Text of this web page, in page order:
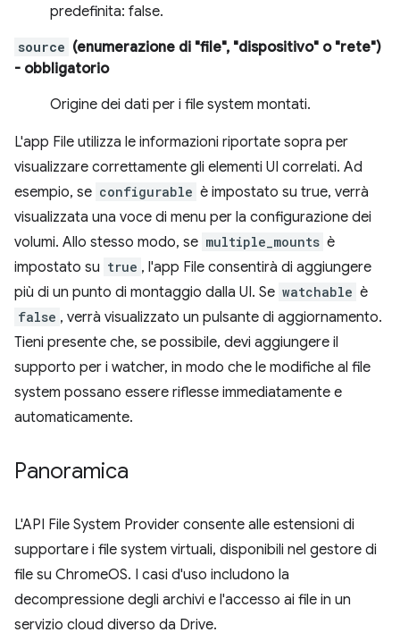
predefinita: false.
source (enumerazione di "file", "dispositivo" o "rete")
- obbligatorio
Origine dei dati per i file system montati.
L'app File utilizza le informazioni riportate sopra per
visualizzare correttamente gli elementi UI correlati. Ad
esempio, se configurable è impostato su true, verrà
visualizzata una voce di menu per la configurazione dei
volumi. Allo stesso modo, se multiple_mounts è
impostato su true , l'app File consentirà di aggiungere
più di un punto di montaggio dalla UI. Se watchable è
false , verrà visualizzato un pulsante di aggiornamento.
Tieni presente che, se possibile, devi aggiungere il
supporto per i watcher, in modo che le modifiche al file
system possano essere riflesse immediatamente e
automaticamente.
Panoramica
L'API File System Provider consente alle estensioni di
supportare i file system virtuali, disponibili nel gestore di
file su ChromeOS. I casi d'uso includono la
decompressione degli archivi e l'accesso ai file in un
servizio cloud diverso da Drive.